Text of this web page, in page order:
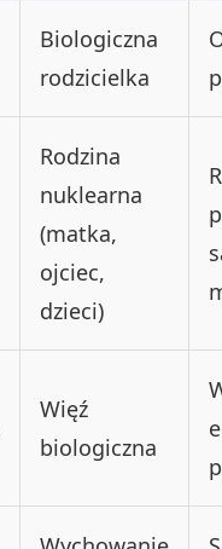
Biologiczna
rodzicielka
Rodzina
nuklearna
(matka,
ojciec,
dzieci)
Więź
biologiczna